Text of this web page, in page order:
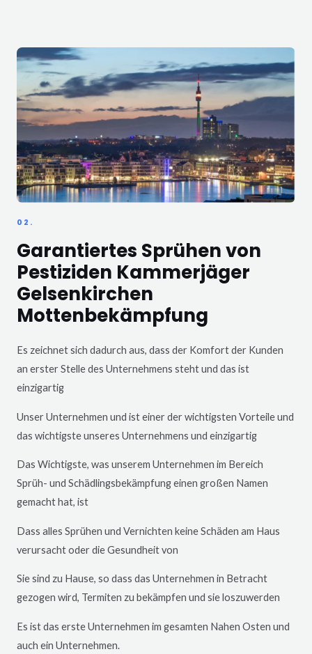
02.
Garantiertes Sprühen von
Pestiziden Kammerjäger
Gelsenkirchen
Mottenbekämpfung
Es zeichnet sich dadurch aus, dass der Komfort der Kunden
an erster Stelle des Unternehmens steht und das ist
einzigartig
Unser Unternehmen und ist einer der wichtigsten Vorteile und
das wichtigste unseres Unternehmens und einzigartig
Das Wichtigste, was unserem Unternehmen im Bereich
Sprüh- und Schädlingsbekämpfung einen großen Namen
gemacht hat, ist
Dass alles Sprühen und Vernichten keine Schäden am Haus
verursacht oder die Gesundheit von
Sie sind zu Hause, so dass das Unternehmen in Betracht
gezogen wird, Termiten zu bekämpfen und sie loszuwerden
Es ist das erste Unternehmen im gesamten Nahen Osten und
auch ein Unternehmen.